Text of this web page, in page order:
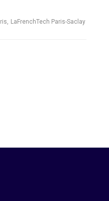
LaFrenchTech Paris-Saclay